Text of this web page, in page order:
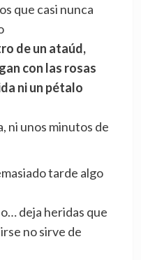
que casi nunca
de un ataúd,
con las rosas
ni un pétalo
ni unos minutos de
tarde algo
deja heridas que
no sirve de